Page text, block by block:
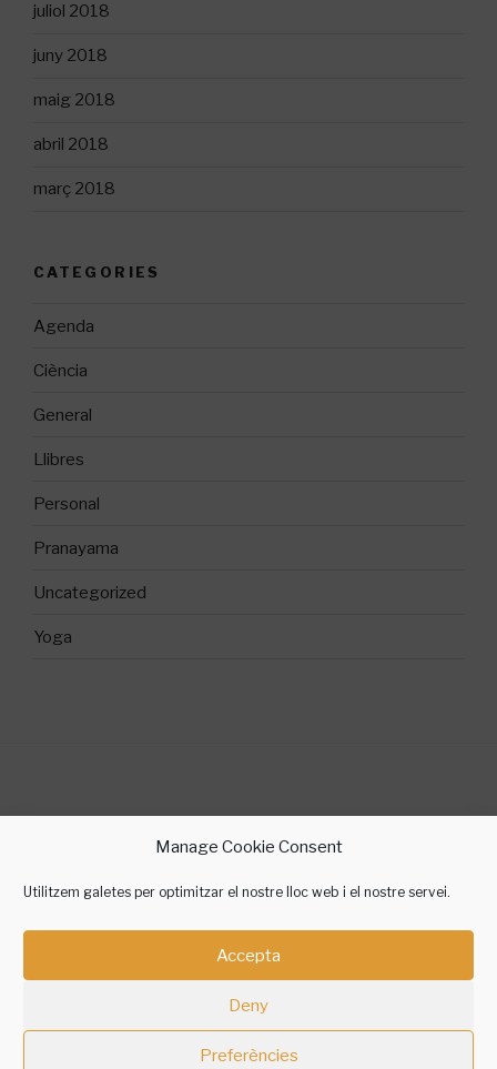
Manage Cookie Consent
Utilitzem galetes per optimitzar el nostre lloc web i el nostre servei.
Accepta
Deny
Preferències
juliol 2018
juny 2018
maig 2018
abril 2018
març 2018
CATEGORIES
Agenda
Ciència
General
Llibres
Personal
Pranayama
Uncategorized
Yoga
contacte @ silviagallegoyoga.cat
InstagramFacebookTwitterTelegramAmazon
Gràcies al WordPress